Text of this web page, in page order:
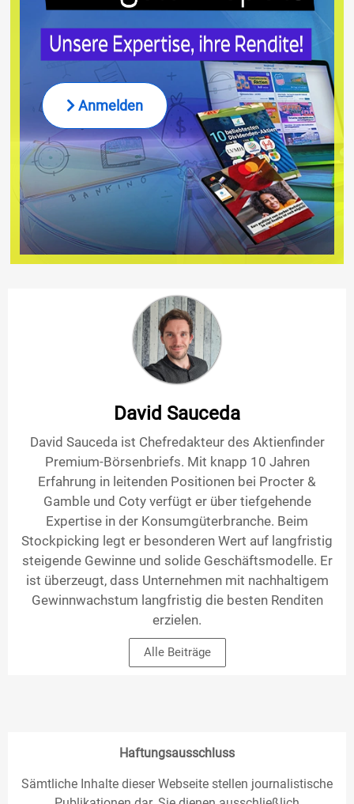
Anmelden
David Sauceda
David Sauceda ist Chefredakteur des Aktienfinder
Premium-Börsenbriefs. Mit knapp 10 Jahren
Erfahrung in leitenden Positionen bei Procter &
Gamble und Coty verfügt er über tiefgehende
Expertise in der Konsumgüterbranche. Beim
Stockpicking legt er besonderen Wert auf langfristig
steigende Gewinne und solide Geschäftsmodelle. Er
ist überzeugt, dass Unternehmen mit nachhaltigem
Gewinnwachstum langfristig die besten Renditen
erzielen.
Alle Beiträge
Haftungsausschluss
Sämtliche Inhalte dieser Webseite stellen journalistische